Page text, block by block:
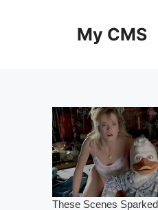
My CMS